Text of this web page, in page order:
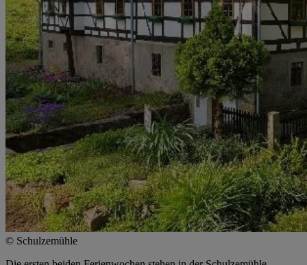
© Schulzemühle